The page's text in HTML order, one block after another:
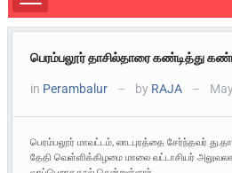
பெரம்பலூர் தாசில்தாரை கண்டித்து
in Perambalur — by RAJA —
பெரம்பலூர் மாவட்டம், லாடபுரத்தை சேர்ந்தவர்
தேதி வெள்ளிக்கிழமை மாலை வட்டாசியர்